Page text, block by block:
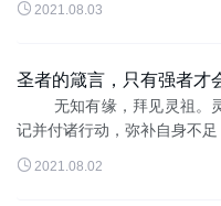
 2021.08.03
圣者的箴言，只有强者才
无知有缘，拜见灵祖。灵
记并付诸行动，弥补自身不
 2021.08.02